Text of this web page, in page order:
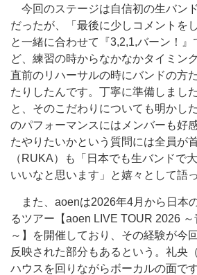
今回のステージは自信初の生バン
だったが、「最後に少しコメントを
と一緒に合わせて『3,2,1,バーン！
ど、練習の時からなかなかタイミン
直前のリハーサルの時にバンドの方
たりしたんです。丁寧に準備しまし
と、そのこだわりについても明かし
のパフォーマンスにはメンバーも好
たやりたいかという質問には全員が
（RUKA）も「日本でも生バンドで
いいなと思います」と嬉々として語っ
また、aoenは2026年4月から日本
るツアー【aoen LIVE TOUR 2026
～】を開催しており、その経験が今
反映された部分もあるという。礼央
ハウスを回りながらボーカルの面で